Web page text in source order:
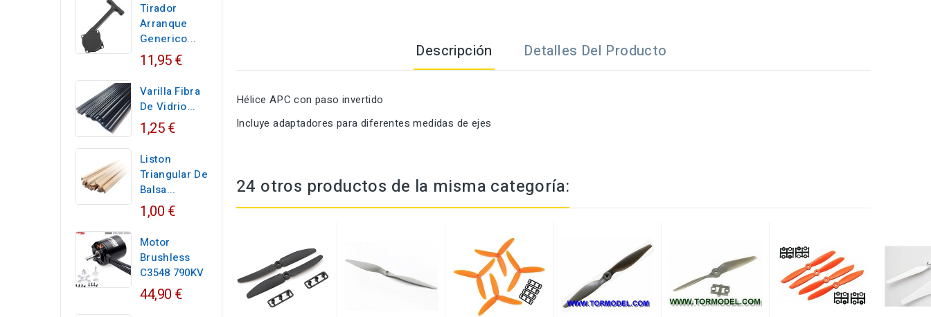
Tirador
Arranque
Generico...
11,95 €
Varilla Fibra
De Vidrio...
1,25 €
Liston
Triangular De
Balsa...
1,00 €
Motor
Brushless
C3548 790KV
44,90 €
Descripción Detalles Del Producto
Hélice APC con paso invertido
Incluye adaptadores para diferentes medidas de ejes
24 otros productos de la misma categoría: